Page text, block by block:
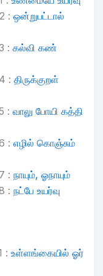
2 :ஒன்றுபட்டால்
:கல்வி கண்
4 :திருக்குறள்
:வாலு போயி கத்தி
6 :எழில் கொஞ்சும்
7 :நாயும், ஓநாயும்
8 :நட்பே உயர்வு
:உள்ளங்கையில் ஓர்